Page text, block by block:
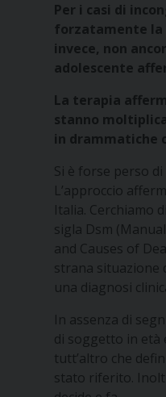
Per i casi di
forzatamente la
invece, non
adolescente
La terapia
stanno
in drammatiche
Si è forse perso
L’approccio
Italia. Cerchiamo
sigla Dsm
and Causes of
strana situazione
una diagnosi
In assenza di
di soggetto in età
tutt’altro che
stato riferito.